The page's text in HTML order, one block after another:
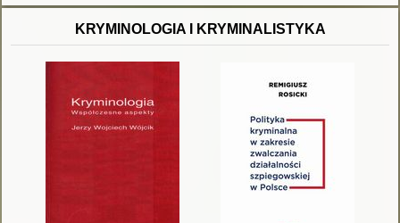
KRYMINOLOGIA I KRYMINALISTYKA